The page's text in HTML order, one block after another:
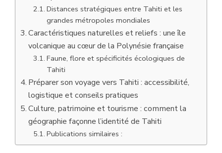
Distances stratégiques entre Tahiti et les
grandes métropoles mondiales
Caractéristiques naturelles et reliefs : une île
volcanique au cœur de la Polynésie française
Faune, flore et spécificités écologiques de
Tahiti
Préparer son voyage vers Tahiti : accessibilité,
logistique et conseils pratiques
Culture, patrimoine et tourisme : comment la
géographie façonne l’identité de Tahiti
Publications similaires :